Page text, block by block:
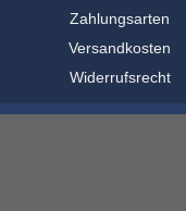
Zahlungsarten
Versandkosten
Widerrufsrecht